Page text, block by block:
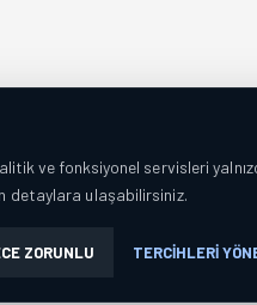
ve fonksiyonel servisleri
detaylara ulaşabilirsiniz.
ZORUNLU TERCIHLERI